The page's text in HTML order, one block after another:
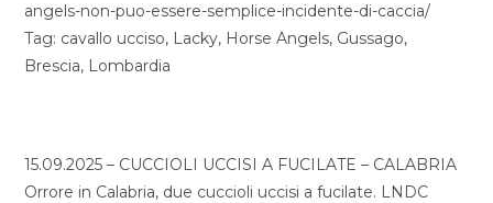
angels-non-puo-essere-semplice-incidente-di-caccia/
Tag: cavallo ucciso, Lacky, Horse Angels, Gussago,
Brescia, Lombardia
15.09.2025 – CUCCIOLI UCCISI A FUCILATE – CALABRIA
Orrore in Calabria, due cuccioli uccisi a fucilate. LNDC